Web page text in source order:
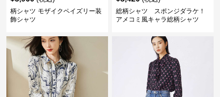
柄シャツ モザイクペイズリー装
飾シャツ
総柄シャツ スポンジダラケ！
アメコミ風キャラ総柄シャツ